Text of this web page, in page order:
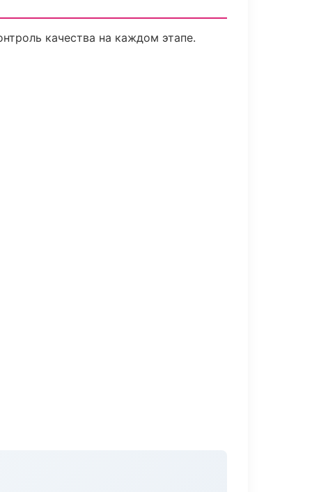
качества на каждом этапе.